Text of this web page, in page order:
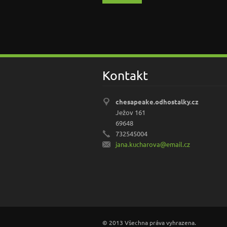
Kontakt
chesapeake.odhostalky.cz
Ježov 161
69648
732545004
jana.kucharova@email.cz
© 2013 Všechna práva vyhrazena.